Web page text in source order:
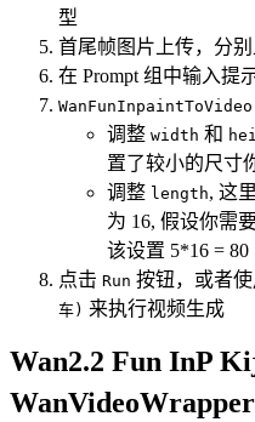
型
首尾帧图片上传，分
在 Prompt 组中输入提
WanFunInpaintToVideo
调整 width 和
置了较小的尺寸
调整 length, 这
为 16, 假设你需
该设置 5*16 = 80
点击 Run 按钮，或者
车) 来执行视频生成
Wan2.2 Fun InP